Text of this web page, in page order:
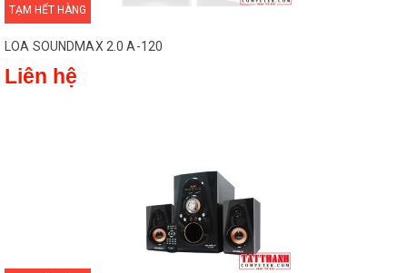
Đương nhiên, sản phẩm tiếp nối đàn anh không hề thua kém về
loa. Không chỉ vậy, thiết kế ống thông hơi giúp cân bằng áp suất
buồng âm cũng được dời ra mặt sau loa siêu trầm thay vì bố trí
ngay mặt trước như đàn anh của mình.
SoundMax SB-212 cũng có thanh loa trưng dụng kiểu thiết kế
TẠM HẾT HÀNG
LOA SOUNDMAX 2.0 A-120
Liên hệ